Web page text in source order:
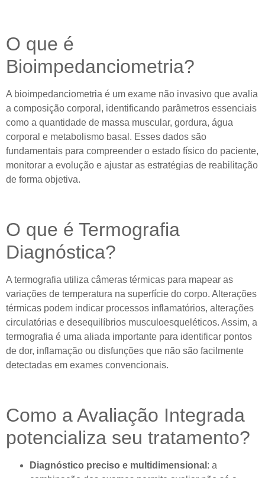
O que é
Bioimpedanciometria?
A bioimpedanciometria é um exame não invasivo que avalia
a composição corporal, identificando parâmetros essenciais
como a quantidade de massa muscular, gordura, água
corporal e metabolismo basal. Esses dados são
fundamentais para compreender o estado físico do paciente,
monitorar a evolução e ajustar as estratégias de reabilitação
de forma objetiva.
O que é Termografia
Diagnóstica?
A termografia utiliza câmeras térmicas para mapear as
variações de temperatura na superfície do corpo. Alterações
térmicas podem indicar processos inflamatórios, alterações
circulatórias e desequilíbrios musculoesqueléticos. Assim, a
termografia é uma aliada importante para identificar pontos
de dor, inflamação ou disfunções que não são facilmente
detectadas em exames convencionais.
Como a Avaliação Integrada
potencializa seu tratamento?
Diagnóstico preciso e multidimensional : a